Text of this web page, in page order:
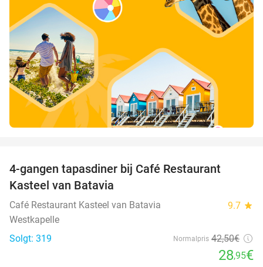
4-gangen tapasdiner bij Café Restaurant
Kasteel van Batavia
Café Restaurant Kasteel van Batavia 9.7 star
Westkapelle
Solgt: 319
Normalpris 42,50€
28,95€